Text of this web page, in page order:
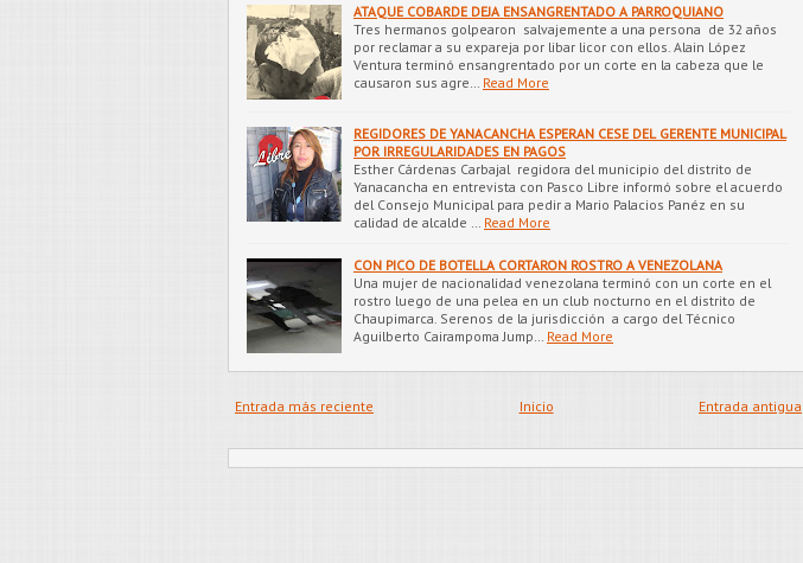
ATAQUE COBARDE DEJA ENSANGRENTADO A PARROQUIANO
Tres hermanos golpearon salvajemente a una persona de 32 años
por reclamar a su expareja por libar licor con ellos. Alain López
Ventura terminó ensangrentado por un corte en la cabeza que le
causaron sus agre…
Read More
REGIDORES DE YANACANCHA ESPERAN CESE DEL GERENTE MUNICIPAL
POR IRREGULARIDADES EN PAGOS
Esther Cárdenas Carbajal regidora del municipio del distrito de
Yanacancha en entrevista con Pasco Libre informó sobre el acuerdo
del Consejo Municipal para pedir a Mario Palacios Panéz en su
calidad de alcalde …
Read More
CON PICO DE BOTELLA CORTARON ROSTRO A VENEZOLANA
Una mujer de nacionalidad venezolana terminó con un corte en el
rostro luego de una pelea en un club nocturno en el distrito de
Chaupimarca. Serenos de la jurisdicción a cargo del Técnico
Aguilberto Cairampoma Jump…
Read More
Entrada más reciente Entrada antigua
Inicio